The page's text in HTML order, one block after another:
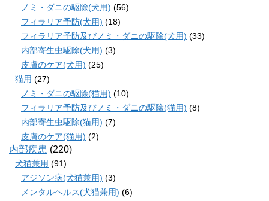
ノミ・ダニの駆除(犬用) (56)
フィラリア予防(犬用) (18)
フィラリア予防及びノミ・ダニの駆除(犬用) (33)
内部寄生虫駆除(犬用) (3)
皮膚のケア(犬用) (25)
猫用 (27)
ノミ・ダニの駆除(猫用) (10)
フィラリア予防及びノミ・ダニの駆除(猫用) (8)
内部寄生虫駆除(猫用) (7)
皮膚のケア(猫用) (2)
内部疾患 (220)
犬猫兼用 (91)
アジソン病(犬猫兼用) (3)
メンタルヘルス(犬猫兼用) (6)